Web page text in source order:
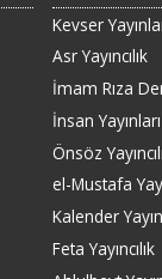
Kevser
Asr Yayıncılık
İmam Rıza
İnsan Yayınları
Önsöz
el-Mustafa
Kalender
Feta Yayıncılık